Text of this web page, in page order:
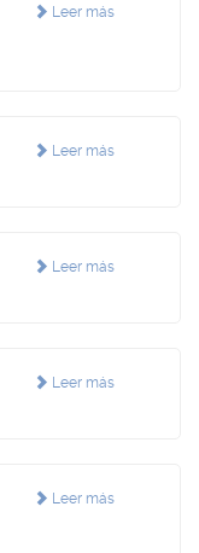
Leer más
Leer más
Leer más
Leer más
Leer más